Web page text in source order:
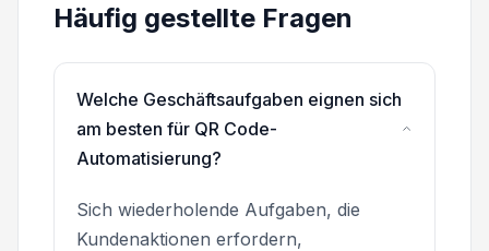
Häufig gestellte Fragen
Welche Geschäftsaufgaben eignen sich
am besten für QR Code-
Automatisierung?
Sich wiederholende Aufgaben, die
Kundenaktionen erfordern,